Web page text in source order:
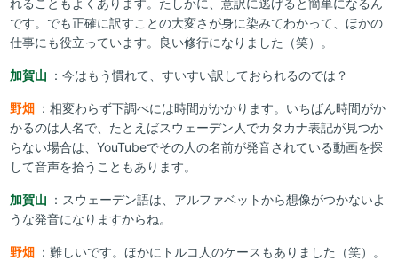
れることもよくあります。たしかに、意訳に逃げると簡単になるん
です。でも正確に訳すことの大変さが身に染みてわかって、ほかの
仕事にも役立っています。良い修行になりました（笑）。
加賀山 ：今はもう慣れて、すいすい訳しておられるのでは？
野畑 ：相変わらず下調べには時間がかかります。いちばん時間がか
かるのは人名で、たとえばスウェーデン人でカタカナ表記が見つか
らない場合は、YouTubeでその人の名前が発音されている動画を探
して音声を拾うこともあります。
加賀山 ：スウェーデン語は、アルファベットから想像がつかないよ
うな発音になりますからね。
野畑 ：難しいです。ほかにトルコ人のケースもありました（笑）。